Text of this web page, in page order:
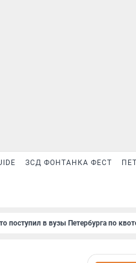
ЗСД ФОНТАНКА ФЕСТ
поступил в вузы Петербурга по